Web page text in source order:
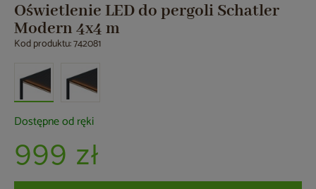
Oświetlenie LED do pergoli Schatler
Modern 4x4 m
Kod produktu: 742081
Dostępne od ręki
999 zł